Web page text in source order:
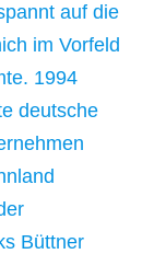
auf die
im Vorfeld
1994
deutsche
Büttner